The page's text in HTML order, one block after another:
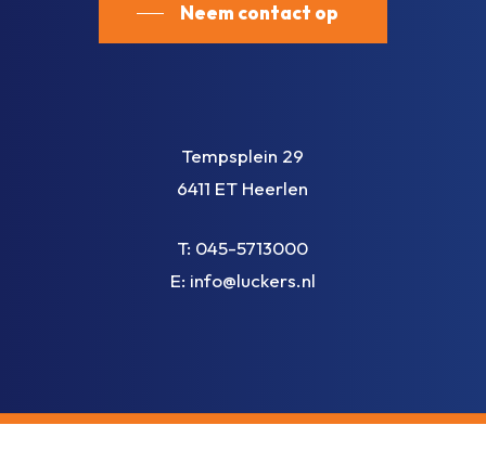
Neem contact op
Tempsplein 29
6411 ET Heerlen
T: 045-5713000
E: info@luckers.nl